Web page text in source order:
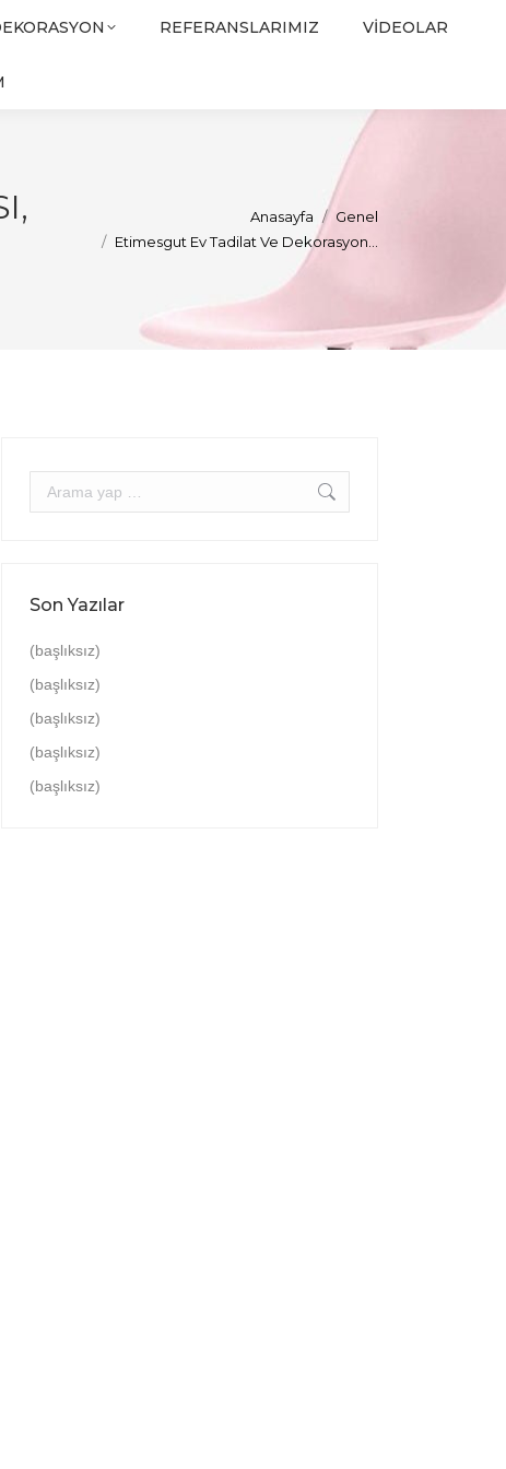
REFERANSLARIMIZ VIDEOLAR
Anasayfa
Genel
Etimesgut Ev Tadilat Ve Dekorasyon…
Arama:
Son Yazılar
(başlıksız)
(başlıksız)
(başlıksız)
(başlıksız)
(başlıksız)